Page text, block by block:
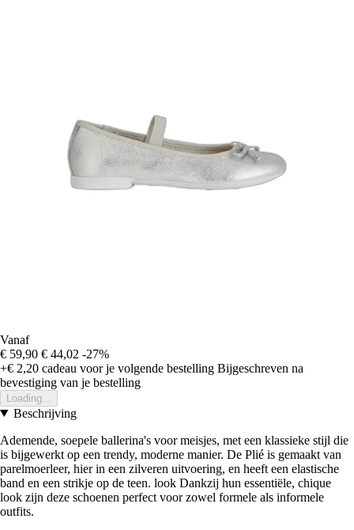
Vanaf
€ 59,90 € 44,02 -27%
+€ 2,20 cadeau voor je volgende bestelling Bijgeschreven na
bevestiging van je bestelling
Loading...
Beschrijving
Ademende, soepele ballerina's voor meisjes, met een klassieke stijl die
is bijgewerkt op een trendy, moderne manier. De Plié is gemaakt van
parelmoerleer, hier in een zilveren uitvoering, en heeft een elastische
band en een strikje op de teen. look Dankzij hun essentiële, chique
look zijn deze schoenen perfect voor zowel formele als informele
outfits.